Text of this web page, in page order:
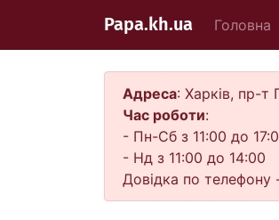
Papa.kh.ua Головна
Адреса: Харків, пр-т
Час роботи:
- Пн-Сб з 11:00 до
- Нд з 11:00 до 14:00
Довідка по телефону